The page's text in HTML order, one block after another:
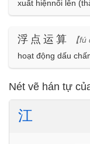
xuất hiệnnổi lên
浮点运算
【
hoạt động dấu
Nét vẽ hán tự
江